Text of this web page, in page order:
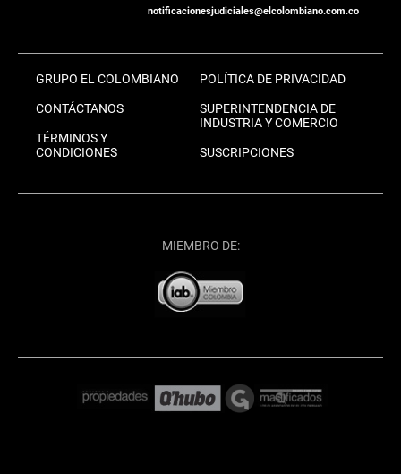
notificacionesjudiciales@elcolombiano.com.co
GRUPO EL COLOMBIANO
CONTÁCTANOS
TÉRMINOS Y
CONDICIONES
POLÍTICA DE PRIVACIDAD
SUPERINTENDENCIA DE
INDUSTRIA Y COMERCIO
SUSCRIPCIONES
MIEMBRO DE: